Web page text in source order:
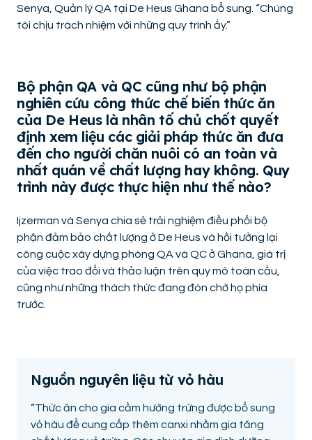
Senya, Quản lý QA tại De Heus Ghana bổ sung. “Chúng
tôi chịu trách nhiệm với những quy trình ấy.”
Bộ phận QA và QC cũng như bộ phận
nghiên cứu công thức chế biến thức ăn
của De Heus là nhân tố chủ chốt quyết
định xem liệu các giải pháp thức ăn đưa
đến cho người chăn nuôi có an toàn và
nhất quán về chất lượng hay không. Quy
trình này được thực hiện như thế nào?
Ijzerman và Senya chia sẻ trải nghiệm điều phối bộ
phận đảm bảo chất lượng ở De Heus và hồi tưởng lại
công cuộc xây dựng phòng QA và QC ở Ghana, giá trị
của việc trao đổi và thảo luận trên quy mô toàn cầu,
cũng như những thách thức đang đón chờ họ phía
trước.
Nguồn nguyên liệu từ vỏ hàu
“Thức ăn cho gia cầm hướng trứng được bổ sung
vỏ hàu để cung cấp thêm canxi nhằm gia tăng